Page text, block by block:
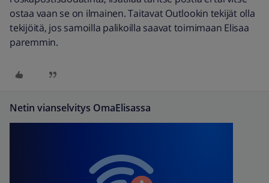
ostaa vaan se on ilmainen. Taitavat Outlookin tekijät olla
tekijöitä, jos samoilla palikoilla saavat toimimaan Elisaa
paremmin.
Netin vianselvitys OmaElisassa